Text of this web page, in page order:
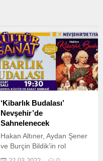
‘Kibarlık Budalası’
Nevşehir’de
Sahnelenecek
Hakan Altıner, Aydan Şener
ve Burçin Bildik’in rol
aldıkları ‘Kibarlık Budalası’